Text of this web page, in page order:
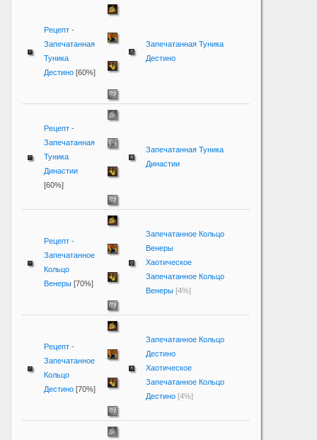
Рецепт -
Запечатанная
Туника
Дестино [60%]
Запечатанная Туника
Дестино
Рецепт -
Запечатанная
Туника
Династии
[60%]
Запечатанная Туника
Династии
Рецепт -
Запечатанное
Кольцо
Венеры [70%]
Запечатанное Кольцо
Венеры
Хаотическое
Запечатанное Кольцо
Венеры [4%]
Рецепт -
Запечатанное
Кольцо
Дестино [70%]
Запечатанное Кольцо
Дестино
Хаотическое
Запечатанное Кольцо
Дестино [4%]